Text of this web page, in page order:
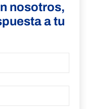
nosotros,
a tu